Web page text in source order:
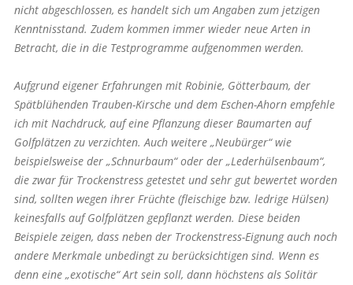
nicht abgeschlossen, es handelt sich um Angaben zum jetzigen
Kenntnisstand. Zudem kommen immer wieder neue Arten in
Betracht, die in die Testprogramme aufgenommen werden.
Aufgrund eigener Erfahrungen mit Robinie, Götterbaum, der
Spätblühenden Trauben-Kirsche und dem Eschen-Ahorn em­pfehle
ich mit Nachdruck, auf eine Pflanzung dieser Baumarten auf
Golfplätzen zu verzichten. Auch weitere „Neubürger“ wie
beispielsweise der „Schnurbaum“ oder der „Lederhülsenbaum“,
die zwar für Trockenstress getestet und sehr gut bewertet worden
sind, sollten wegen ihrer Früchte (fleischige bzw. ledrige Hülsen)
keinesfalls auf Golfplätzen gepflanzt werden. Diese beiden
Beispiele zeigen, dass neben der Trockenstress-Eignung auch noch
andere Merkmale unbedingt zu berücksichtigen sind. Wenn es
denn eine „exotische“ Art sein soll, dann höchstens als Solitär